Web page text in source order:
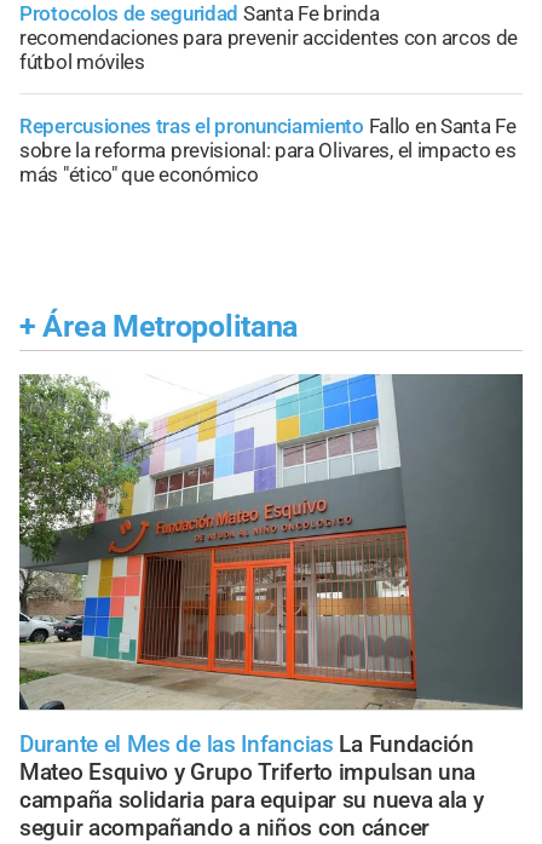
Protocolos de seguridad Santa Fe brinda
recomendaciones para prevenir accidentes con arcos de
fútbol móviles
Repercusiones tras el pronunciamiento Fallo en Santa Fe
sobre la reforma previsional: para Olivares, el impacto es
más "ético" que económico
+ Área Metropolitana
Durante el Mes de las Infancias La Fundación
Mateo Esquivo y Grupo Triferto impulsan una
campaña solidaria para equipar su nueva ala y
seguir acompañando a niños con cáncer